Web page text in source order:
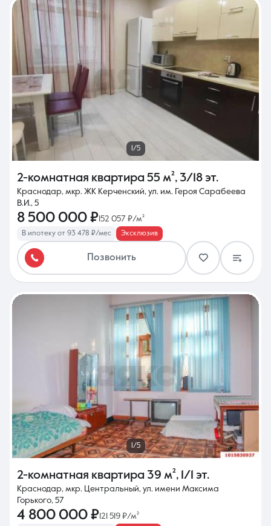
1/5
2-комнатная квартира 55 м², 3/18 эт.
Краснодар, мкр. ЖК Керченский, ул. им. Героя Сарабеева
В.И., 5
8 500 000 ₽ 152 057 ₽/м²
В ипотеку от 93 478 ₽/мес Эксклюзив
Позвонить
1/5
2-комнатная квартира 39 м², 1/1 эт.
Краснодар, мкр. Центральный, ул. имени Максима
Горького, 57
4 800 000 ₽121 519 ₽/м²